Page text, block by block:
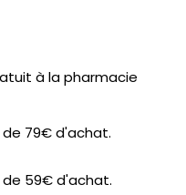
à la pharmacie
79€ d'achat.
59€ d'achat.